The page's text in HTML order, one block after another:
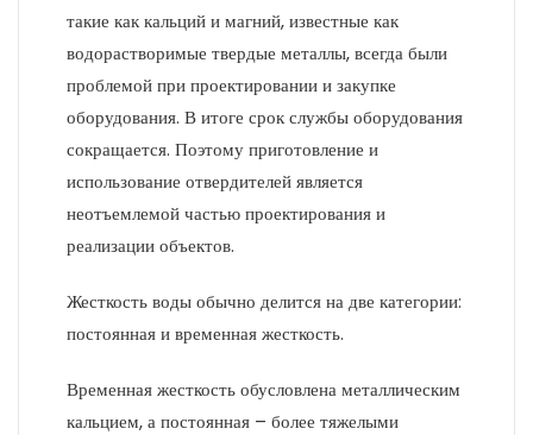
такие как кальций и магний, известные как
водорастворимые твердые металлы, всегда были
проблемой при проектировании и закупке
оборудования. В итоге срок службы оборудования
сокращается. Поэтому приготовление и
использование отвердителей является
неотъемлемой частью проектирования и
реализации объектов.
Жесткость воды обычно делится на две категории:
постоянная и временная жесткость.
Временная жесткость обусловлена ​​металлическим
кальцием, а постоянная – более тяжелыми